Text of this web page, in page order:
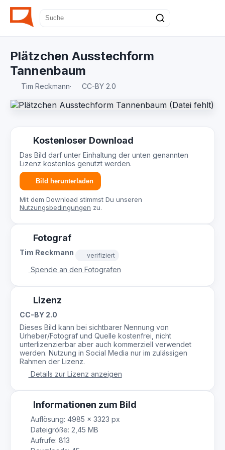
Plätzchen Ausstechform
Tannenbaum
Tim Reckmann· CC-BY 2.0
Kostenloser Download
Das Bild darf unter Einhaltung der unten genannten
Lizenz kostenlos genutzt werden.
Bild herunterladen
Mit dem Download stimmst Du unseren
Nutzungsbedingungen zu.
Fotograf
Tim Reckmann verifiziert
Spende an den Fotografen
Lizenz
CC-BY 2.0
Dieses Bild kann bei sichtbarer Nennung von
Urheber/Fotograf und Quelle kostenfrei, nicht
unterlizenzierbar aber auch kommerziell verwendet
werden. Nutzung in Social Media nur im zulässigen
Rahmen der Lizenz.
Details zur Lizenz anzeigen
Informationen zum Bild
Auflösung: 4985 × 3323 px
Dateigröße: 2,45 MB
Aufrufe: 813